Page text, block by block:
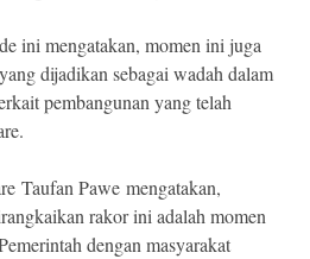
ini mengatakan, momen ini juga
dijadikan sebagai wadah dalam
pembangunan yang telah
Taufan Pawe mengatakan,
rakor ini adalah momen
dengan masyarakat